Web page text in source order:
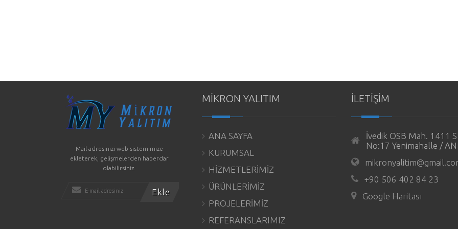
Mail adresinizi web sistemimize
ekleterek, gelişmelerden haberdar
olabilirsiniz.
MİKRON YALITIM
ANA SAYFA
KURUMSAL
HİZMETLERİMİZ
ÜRÜNLERİMİZ
PROJELERİMİZ
REFERANSLARIMIZ
İLETİŞİM
İvedik OSB Mah. 1411
No:17 Yenimahalle /
+90 506 402 84 23
Google Haritası